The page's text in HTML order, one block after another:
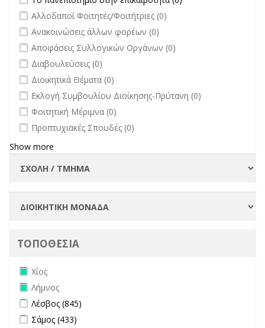
undefined
Αλλοδαποί Φοιτητές/Φοιτήτριες (0)
undefined
Ανακοινώσεις άλλων φορέων (0)
undefined
Αποφάσεις Συλλογικών Οργάνων (0)
undefined
Διαβουλεύσεις (0)
undefined
Διοικητικά Θέματα (0)
undefined
Εκλογή Συμβουλίου Διοίκησης-Πρύτανη (0)
undefined
Φοιτητική Μέριμνα (0)
undefined
Προπτυχιακές Σπουδές (0)
Show more
ΤΟΠΟΘΕΣΙΑ
Remove Χίος filter
Χίος
Remove Λήμνος filter
Λήμνος
Apply Λέσβος filter
Λέσβος (845)
Apply Σάμος filter
Σάμος (433)